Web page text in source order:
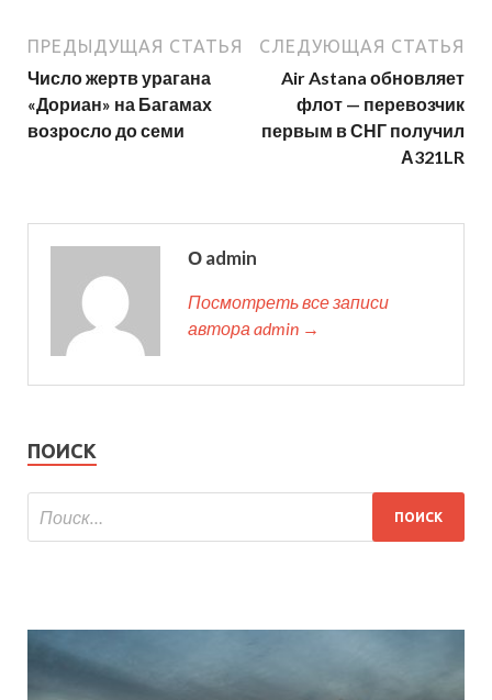
ПРЕДЫДУЩАЯ СТАТЬЯ
Число жертв урагана
«Дориан» на Багамах
возросло до семи
СЛЕДУЮЩАЯ СТАТЬЯ
Air Astana обновляет
флот — перевозчик
первым в СНГ получил
А321LR
О admin
Посмотреть все записи
автора admin →
ПОИСК